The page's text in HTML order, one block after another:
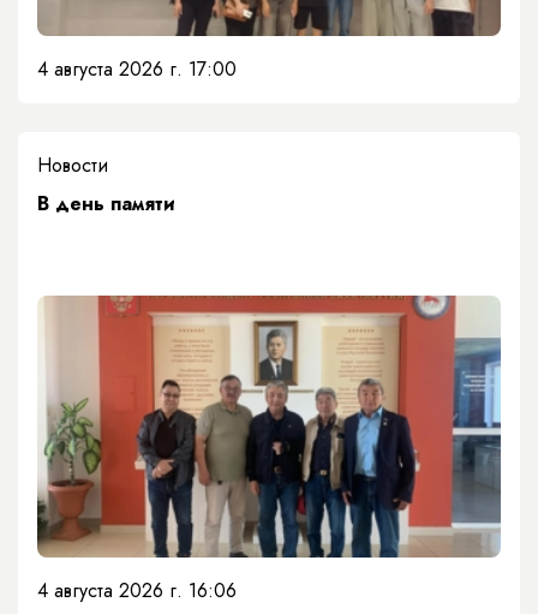
4 августа 2026 г. 17:00
Новости
​В день памяти
4 августа 2026 г. 16:06